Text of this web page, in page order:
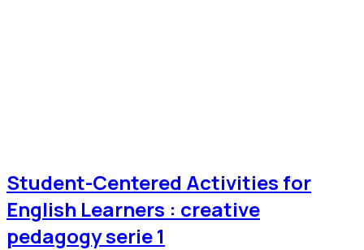
Student-Centered Activities for
English Learners : creative
pedagogy serie 1